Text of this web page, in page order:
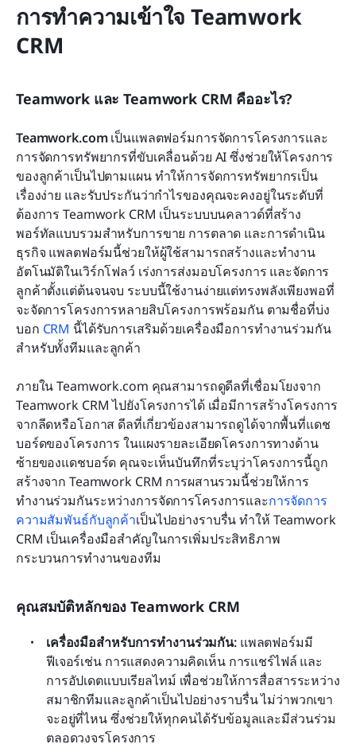
การทำความเข้าใจ Teamwork
CRM
Teamwork และ Teamwork CRM คืออะไร?
Teamwork.com เป็นแพลตฟอร์มการจัดการโครงการและ
การจัดการทรัพยากรที่ขับเคลื่อนด้วย AI ซึ่งช่วยให้โครงการ
ของลูกค้าเป็นไปตามแผน ทำให้การจัดการทรัพยากรเป็น
เรื่องง่าย และรับประกันว่ากำไรของคุณจะคงอยู่ในระดับที่
ต้องการ Teamwork CRM เป็นระบบบนคลาวด์ที่สร้าง
พอร์ทัลแบบรวมสำหรับการขาย การตลาด และการดำเนิน
ธุรกิจ แพลตฟอร์มนี้ช่วยให้ผู้ใช้สามารถสร้างและทำงาน
อัตโนมัติในเวิร์กโฟลว์ เร่งการส่งมอบโครงการ และจัดการ
ลูกค้าตั้งแต่ต้นจนจบ ระบบนี้ใช้งานง่ายแต่ทรงพลังเพียงพอที่
จะจัดการโครงการหลายสิบโครงการพร้อมกัน ตามชื่อที่บ่ง
บอก CRM นี้ได้รับการเสริมด้วยเครื่องมือการทำงานร่วมกัน
สำหรับทั้งทีมและลูกค้า
ภายใน Teamwork.com คุณสามารถดูดีลที่เชื่อมโยงจาก
Teamwork CRM ไปยังโครงการได้ เมื่อมีการสร้างโครงการ
จากลีดหรือโอกาส ดีลที่เกี่ยวข้องสามารถดูได้จากพื้นที่แดช
บอร์ดของโครงการ ในแผงรายละเอียดโครงการทางด้าน
ซ้ายของแดชบอร์ด คุณจะเห็นบันทึกที่ระบุว่าโครงการนี้ถูก
สร้างจาก Teamwork CRM การผสานรวมนี้ช่วยให้การ
ทำงานร่วมกันระหว่างการจัดการโครงการและการจัดการ
ความสัมพันธ์กับลูกค้าเป็นไปอย่างราบรื่น ทำให้ Teamwork
CRM เป็นเครื่องมือสำคัญในการเพิ่มประสิทธิภาพ
กระบวนการทำงานของทีม
คุณสมบัติหลักของ Teamwork CRM
เครื่องมือสำหรับการทำงานร่วมกัน: แพลตฟอร์มมี
ฟีเจอร์เช่น การแสดงความคิดเห็น การแชร์ไฟล์ และ
การอัปเดตแบบเรียลไทม์ เพื่อช่วยให้การสื่อสารระหว่าง
สมาชิกทีมและลูกค้าเป็นไปอย่างราบรื่น ไม่ว่าพวกเขา
จะอยู่ที่ไหน ซึ่งช่วยให้ทุกคนได้รับข้อมูลและมีส่วนร่วม
ตลอดวงจรโครงการ